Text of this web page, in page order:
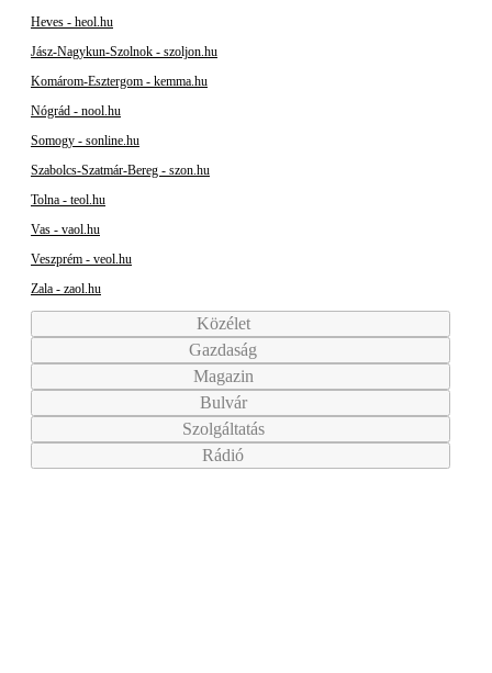
Heves - heol.hu
Jász-Nagykun-Szolnok - szoljon.hu
Komárom-Esztergom - kemma.hu
Nógrád - nool.hu
Somogy - sonline.hu
Szabolcs-Szatmár-Bereg - szon.hu
Tolna - teol.hu
Vas - vaol.hu
Veszprém - veol.hu
Zala - zaol.hu
Közélet
Gazdaság
Magazin
Bulvár
Szolgáltatás
Rádió